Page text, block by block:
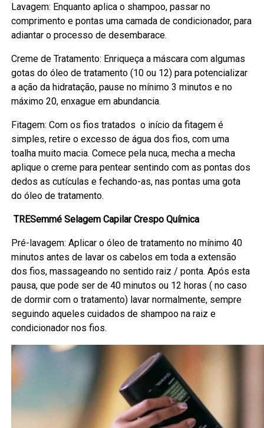
Lavagem: Enquanto aplica o shampoo, passar no
comprimento e pontas uma camada de condicionador, para
adiantar o processo de desembarace.
Creme de Tratamento: Enriqueça a máscara com algumas
gotas do óleo de tratamento (10 ou 12) para potencializar
a ação da hidratação, pause no mínimo 3 minutos e no
máximo 20, enxague em abundancia.
Fitagem: Com os fios tratados o início da fitagem é
simples, retire o excesso de água dos fios, com uma
toalha muito macia. Comece pela nuca, mecha a mecha
aplique o creme para pentear sentindo com as pontas dos
dedos as cutículas e fechando-as, nas pontas uma gota
do óleo de tratamento.
TRESemmé Selagem Capilar Crespo Química
Pré-lavagem: Aplicar o óleo de tratamento no mínimo 40
minutos antes de lavar os cabelos em toda a extensão
dos fios, massageando no sentido raiz / ponta. Após esta
pausa, que pode ser de 40 minutos ou 12 horas ( no caso
de dormir com o tratamento) lavar normalmente, sempre
seguindo aqueles cuidados de shampoo na raiz e
condicionador nos fios.